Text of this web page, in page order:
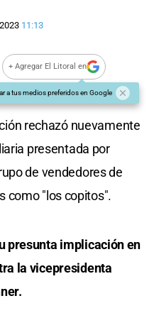
11:13
+ Agregar El Litoral en
a tus medios preferidos en Google
rechazó nuevamente
presentada por
de vendedores de
como "los copitos".
presunta implicación en
la vicepresidenta